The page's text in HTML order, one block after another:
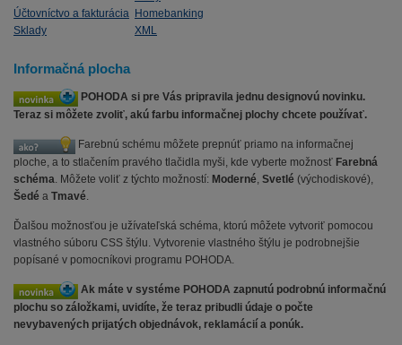
Účtovníctvo a fakturácia Homebanking
Sklady
XML
Informačná plocha
POHODA si pre Vás pripravila jednu designovú novinku.
Teraz si môžete zvoliť, akú farbu informačnej plochy chcete používať.
Farebnú schému môžete prepnúť priamo na informačnej
ploche, a to stlačením pravého tlačidla myši, kde vyberte možnosť Farebná
schéma. Môžete voliť z týchto možností: Moderné, Svetlé (východiskové),
Šedé a Tmavé.
Ďalšou možnosťou je užívateľská schéma, ktorú môžete vytvoriť pomocou
vlastného súboru CSS štýlu. Vytvorenie vlastného štýlu je podrobnejšie
popísané v pomocníkovi programu POHODA.
Ak máte v systéme POHODA zapnutú podrobnú informačnú
plochu so záložkami, uvidíte, že teraz pribudli údaje o počte
nevybavených prijatých objednávok, reklamácií a ponúk.